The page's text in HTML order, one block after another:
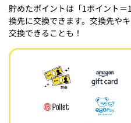
貯めたポイントは「1ポイント
換先に交換できます。交換先や
交換できることも！